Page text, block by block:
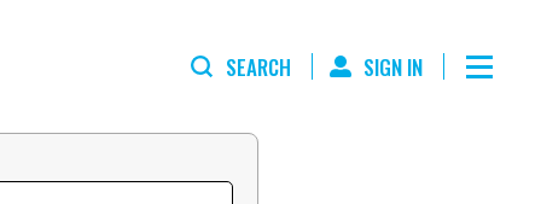
SEARCH SIGN IN